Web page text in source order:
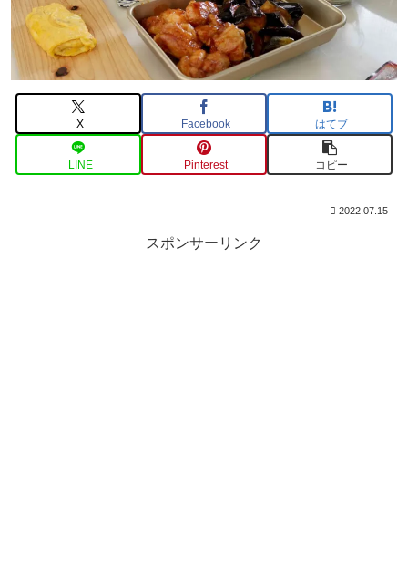
X Facebook はてブ
LINE Pinterest コピー
2022.07.15
スポンサーリンク